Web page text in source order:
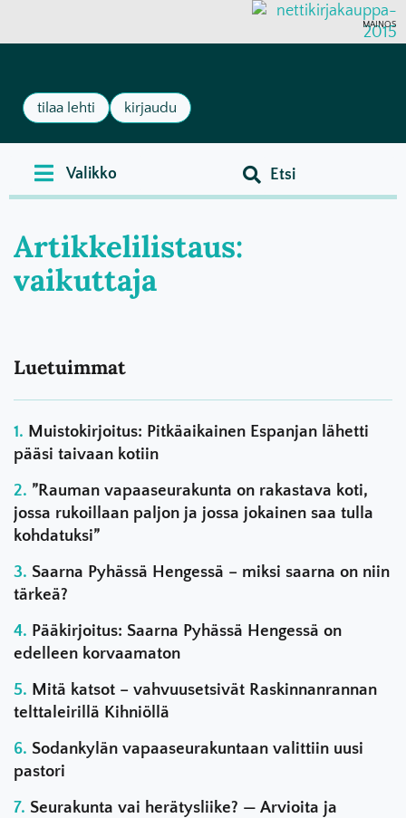
MAINOS
tilaa lehti kirjaudu
Artikkelilistaus:
vaikuttaja
Luetuimmat
Muistokirjoitus: Pitkäaikainen Espanjan lähetti
pääsi taivaan kotiin
”Rauman vapaaseurakunta on rakastava koti,
jossa rukoillaan paljon ja jossa jokainen saa tulla
kohdatuksi”
Saarna Pyhässä Hengessä – miksi saarna on niin
tärkeä?
Pääkirjoitus: Saarna Pyhässä Hengessä on
edelleen korvaamaton
Mitä katsot – vahvuusetsivät Raskinnanrannan
telttaleirillä Kihniöllä
Sodankylän vapaaseurakuntaan valittiin uusi
pastori
Seurakunta vai herätysliike? — Arvioita ja